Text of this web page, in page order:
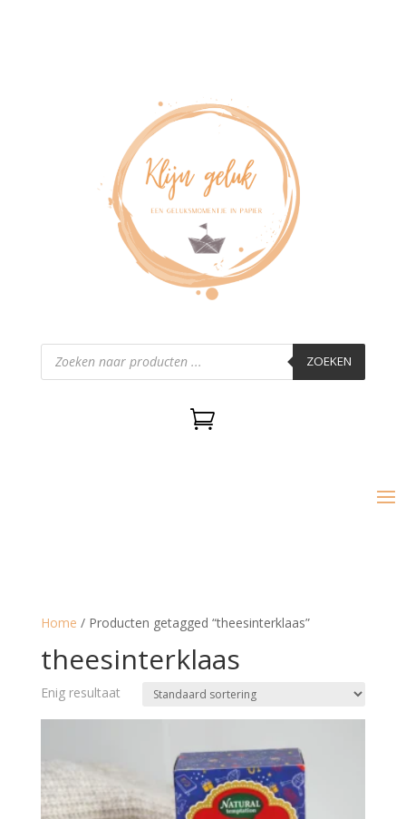
Producten
zoeken ZOEKEN

Home / Producten getagged “theesinterklaas”
theesinterklaas
Enig resultaat